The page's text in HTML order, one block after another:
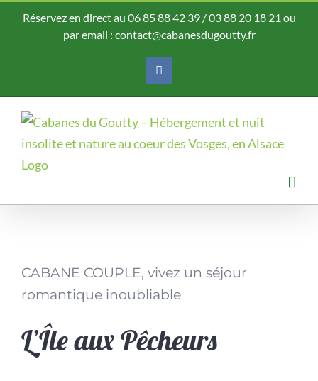
contenu
Réservez en direct au 06 85 88 42 39/03 88 20 18 21 ou
par email : contact@cabanesdugoutty.fr
Facebook
CABANE COUPLE, vivez un séjour
romantique inoubliable
L’Île aux Pêcheurs